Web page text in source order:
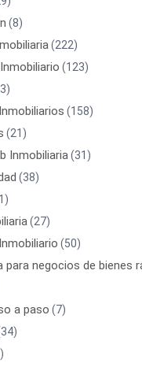
(8)
(222)
(123)
(158)
(21)
Inmobiliaria(31)
(38)
(27)
(50)
para negocios de bienes
a paso (7)